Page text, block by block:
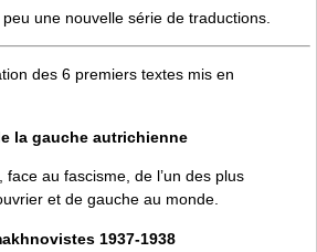
une nouvelle série de traductions.
des 6 premiers textes mis en
la gauche autrichienne
au fascisme, de l’un des plus
et de gauche au monde.
1937-1938